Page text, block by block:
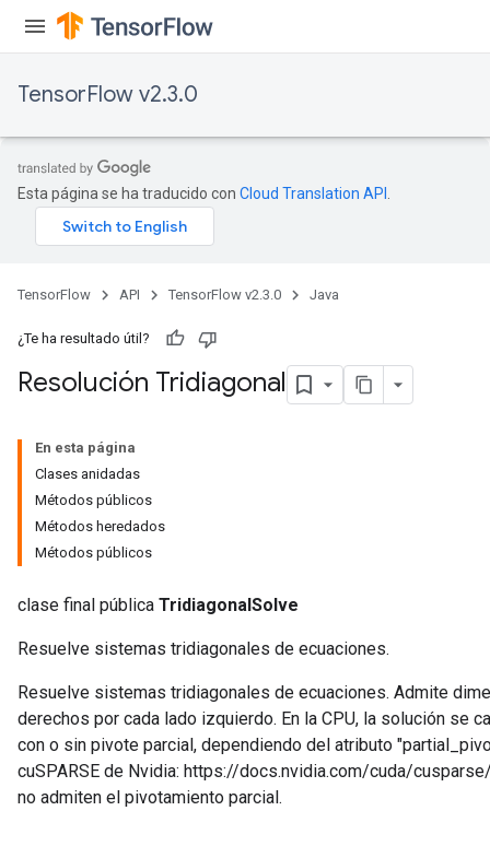
TensorFlow v2.3.0
Esta página se ha traducido con Cloud Translation API
TensorFlow API TensorFlow v2.3.0 Java
¿Te ha resultado útil?
Resolución Tridiagonal
En esta página
Clases anidadas
Métodos públicos
Métodos heredados
Métodos públicos
clase final pública TridiagonalSolve
Resuelve sistemas tridiagonales de ecuaciones.
Resuelve sistemas tridiagonales de ecuaciones. Admite
derechos por cada lado izquierdo. En la CPU, la solución se
con o sin pivote parcial, dependiendo del atributo
cuSPARSE de Nvidia: https://docs.nvidia.com/cuda/
no admiten el pivotamiento parcial.